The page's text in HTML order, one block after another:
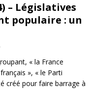
– Législatives
populaire : un
« la France
», « le Parti
créé pour faire barrage à